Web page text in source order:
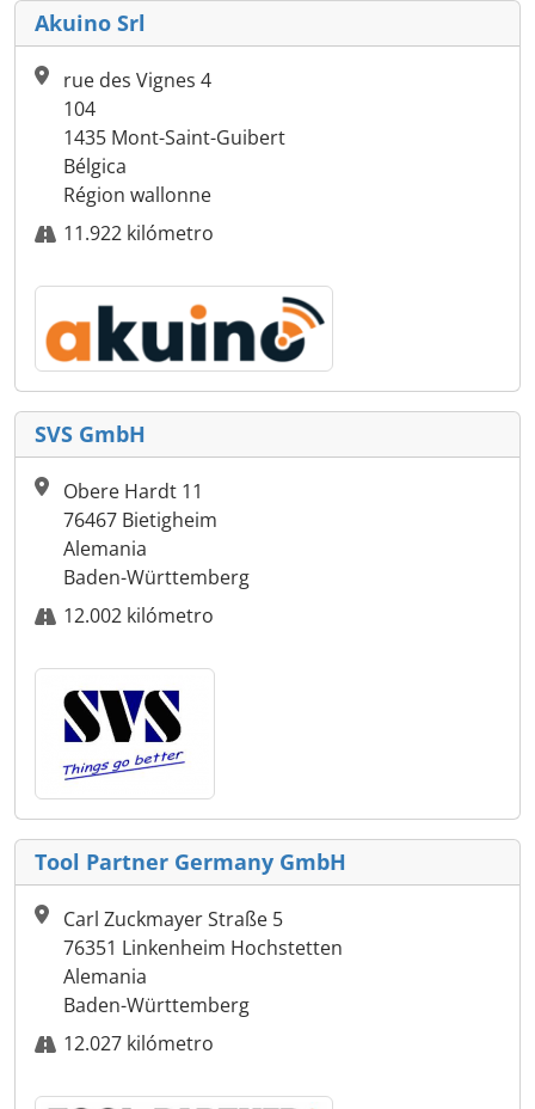
Akuino Srl
rue des Vignes 4
104
1435 Mont-Saint-Guibert
Bélgica
Région wallonne
11.922 kilómetro
SVS GmbH
Obere Hardt 11
76467 Bietigheim
Alemania
Baden-Württemberg
12.002 kilómetro
Tool Partner Germany GmbH
Carl Zuckmayer Straße 5
76351 Linkenheim Hochstetten
Alemania
Baden-Württemberg
12.027 kilómetro